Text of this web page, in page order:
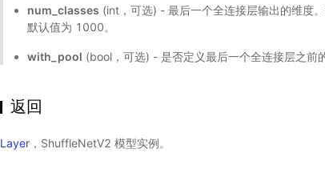
num_classes (int，可选) - 最后一个全连接层输出的维度
默认值为 1000。
with_pool (bool，可选) - 是否定义最后一个全连接层之前
返回
Layer ，ShuffleNetV2 模型实例。